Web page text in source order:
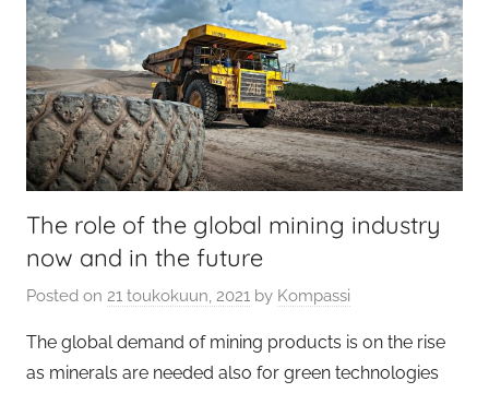
The role of the global mining industry
now and in the future
Posted on 21 toukokuun, 2021 by Kompassi
The global demand of mining products is on the rise
as minerals are needed also for green technologies